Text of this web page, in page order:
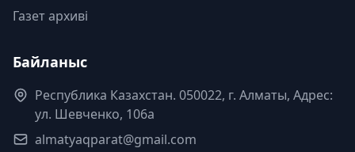
Газет архиві
Байланыс
Республика Казахстан. 050022, г. Алматы, Адрес:
ул. Шевченко, 106а
almatyaqparat@gmail.com